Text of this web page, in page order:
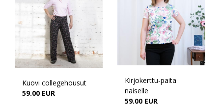
Kuovi collegehousut
59.00 EUR
Kirjokerttu-paita
naiselle
59.00 EUR